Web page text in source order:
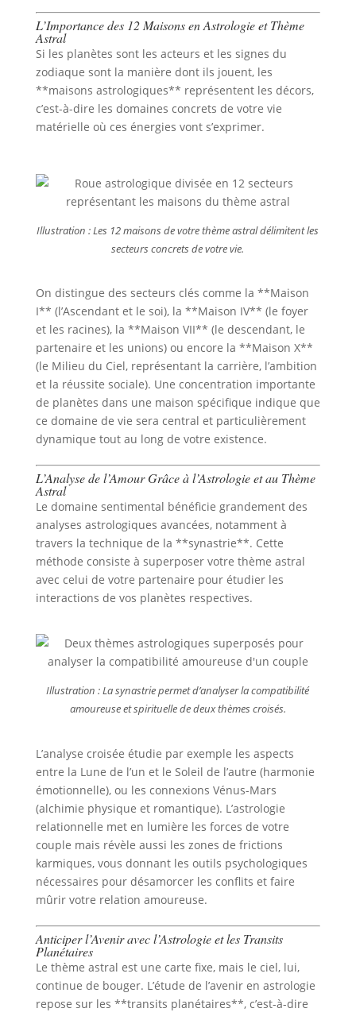
L’Importance des 12 Maisons en Astrologie et Thème
Astral
Si les planètes sont les acteurs et les signes du
zodiaque sont la manière dont ils jouent, les
**maisons astrologiques** représentent les décors,
c’est-à-dire les domaines concrets de votre vie
matérielle où ces énergies vont s’exprimer.
Illustration : Les 12 maisons de votre thème astral délimitent les
secteurs concrets de votre vie.
On distingue des secteurs clés comme la **Maison
I** (l’Ascendant et le soi), la **Maison IV** (le foyer
et les racines), la **Maison VII** (le descendant, le
partenaire et les unions) ou encore la **Maison X**
(le Milieu du Ciel, représentant la carrière, l’ambition
et la réussite sociale). Une concentration importante
de planètes dans une maison spécifique indique que
ce domaine de vie sera central et particulièrement
dynamique tout au long de votre existence.
L’Analyse de l’Amour Grâce à l’Astrologie et au Thème
Astral
Le domaine sentimental bénéficie grandement des
analyses astrologiques avancées, notamment à
travers la technique de la **synastrie**. Cette
méthode consiste à superposer votre thème astral
avec celui de votre partenaire pour étudier les
interactions de vos planètes respectives.
Illustration : La synastrie permet d’analyser la compatibilité
amoureuse et spirituelle de deux thèmes croisés.
L’analyse croisée étudie par exemple les aspects
entre la Lune de l’un et le Soleil de l’autre (harmonie
émotionnelle), ou les connexions Vénus-Mars
(alchimie physique et romantique). L’astrologie
relationnelle met en lumière les forces de votre
couple mais révèle aussi les zones de frictions
karmiques, vous donnant les outils psychologiques
nécessaires pour désamorcer les conflits et faire
mûrir votre relation amoureuse.
Anticiper l’Avenir avec l’Astrologie et les Transits
Planétaires
Le thème astral est une carte fixe, mais le ciel, lui,
continue de bouger. L’étude de l’avenir en astrologie
repose sur les **transits planétaires**, c’est-à-dire